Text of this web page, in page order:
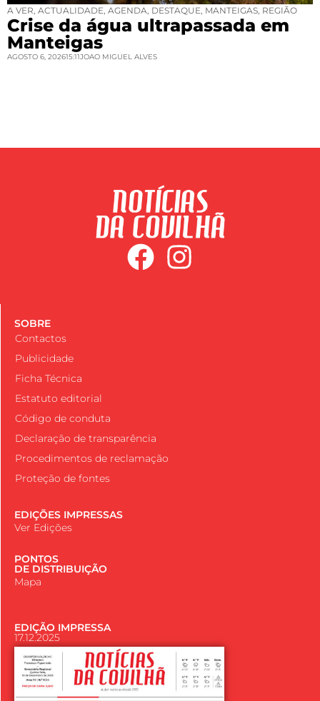
A VER ACTUALIDADE AGENDA DESTAQUE MANTEIGAS REGIÃO
Crise da água ultrapassada em
Manteigas
AGOSTO 6, 202615:11JOAO MIGUEL ALVES
SOBRE
Contactos
Publicidade
Ficha Técnica
Estatuto editorial
Código de conduta
Declaração de transparência
Procedimentos de reclamação
Proteção de fontes
EDIÇÕES IMPRESSAS
Ver Edições
PONTOS
DE DISTRIBUIÇÃO
Mapa
EDIÇÃO IMPRESSA
17.12.2025